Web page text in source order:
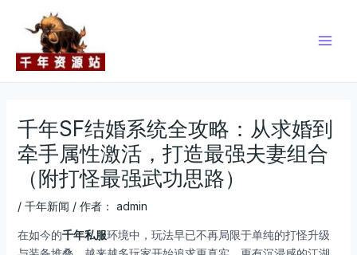
千年SF结婚系统全攻略：从求婚到
牵手属性激活，打造最强夫妻组合
（附打怪最强武功思路）
/ 千年新闻 / 作者： admin
在如今的千年私服环境中，玩法早已不再局限于单纯的打怪升级
navigation